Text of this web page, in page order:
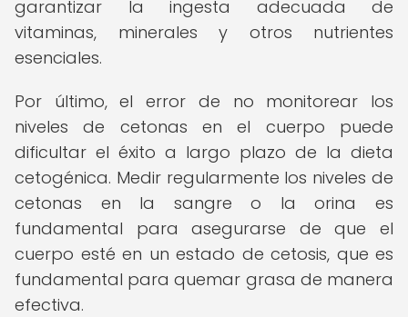
garantizar la ingesta adecuada de
vitaminas, minerales y otros nutrientes
esenciales.
Por último, el error de no monitorear los
niveles de cetonas en el cuerpo puede
dificultar el éxito a largo plazo de la dieta
cetogénica. Medir regularmente los niveles de
cetonas en la sangre o la orina es
fundamental para asegurarse de que el
cuerpo esté en un estado de cetosis, que es
fundamental para quemar grasa de manera
efectiva.